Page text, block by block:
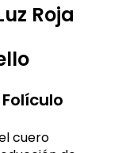
Roja
cuero